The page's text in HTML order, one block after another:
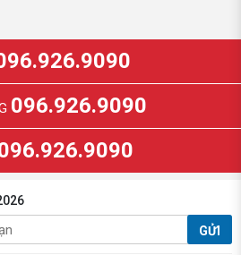
096.926.9090
GỬI